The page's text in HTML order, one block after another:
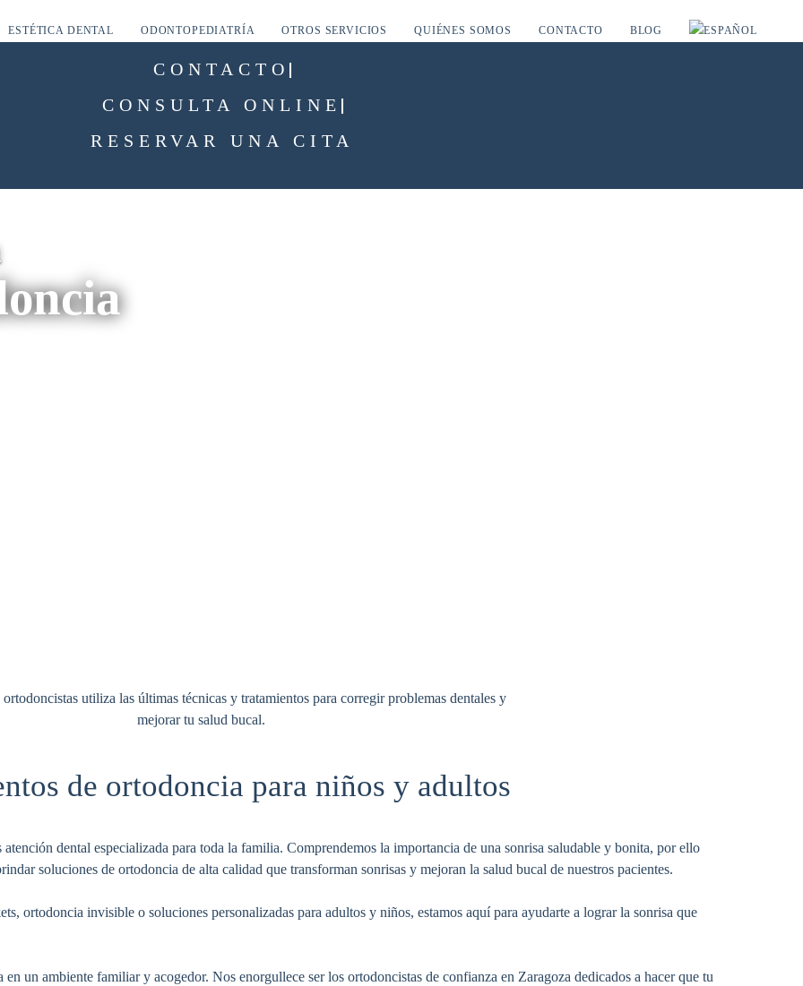
ESTÉTICA DENTAL ODONTOPEDIATRÍA OTROS SERVICIOS QUIÉNES SOMOS CONTACTO BLOG
CONTACTO
CONSULTA ONLINE
RESERVAR UNA CITA
utiliza las últimas técnicas y tratamientos para corregir problemas dentales y
mejorar tu salud bucal.
de ortodoncia para niños y adultos
dental especializada para toda la familia. Comprendemos la importancia de una sonrisa saludable y bonita, por ello
soluciones de ortodoncia de alta calidad que transforman sonrisas y mejoran la salud bucal de nuestros pacientes.
ortodoncia invisible o soluciones personalizadas para adultos y niños, estamos aquí para ayudarte a lograr la sonrisa que
un ambiente familiar y acogedor. Nos enorgullece ser los ortodoncistas de confianza en Zaragoza dedicados a hacer que tu